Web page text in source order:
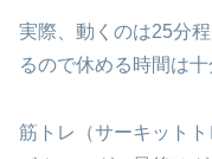
実際、動くのは25分
るので休める時間は十
筋トレ（サーキット